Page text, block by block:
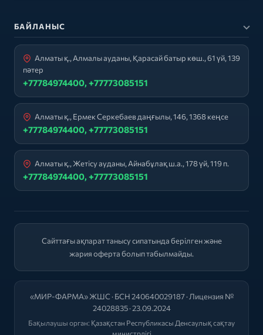
БАЙЛАНЫС
Алматы қ., Алмалы ауданы, Қарасай батыр көш., 61 үй, 139
пәтер
+77784974400, +77773085151
Алматы қ., Ермек Серкебаев даңғылы, 146, 1368 кеңсе
+77784974400, +77773085151
Алматы қ., Жетісу ауданы, Айнабұлақ ш.а., 178 үй, 119 п.
+77784974400, +77773085151
Сайттағы ақпарат танысу сипатында берілген және
жария оферта болып табылмайды.
«МИР-ФАРМА» ЖШС · БСН 240640029187 · Лицензия №
24028835 · 23.09.2024
Бақылаушы орган: Қазақстан Республикасы Денсаулық сақтау
министрлігі